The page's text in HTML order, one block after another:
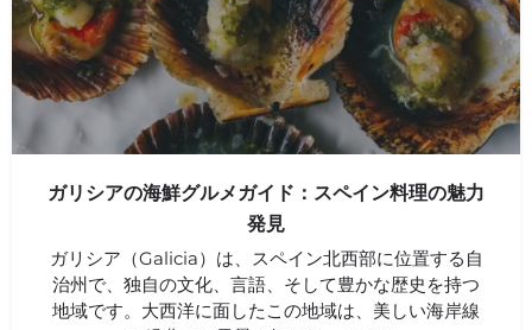
ガリシアの海鮮グルメガイド：スペイン料理の魅力
発見
ガリシア（Galicia）は、スペイン北西部に位置する自
治州で、独自の文化、言語、そして豊かな歴史を持つ
地域です。大西洋に面したこの地域は、美しい海岸線